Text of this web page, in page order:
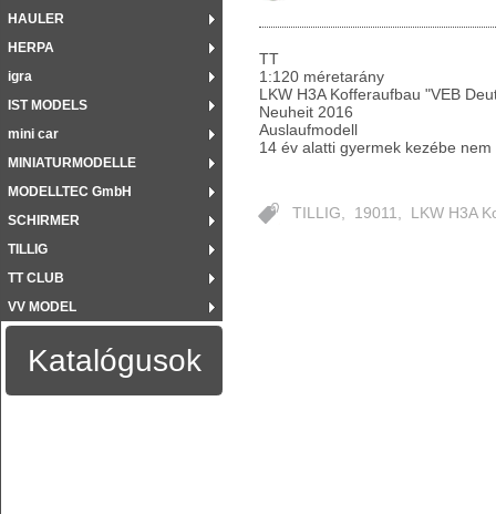
HAULER
HERPA
igra
IST MODELS
mini car
MINIATURMODELLE
MODELLTEC GmbH
SCHIRMER
TILLIG
TT CLUB
VV MODEL
Katalógusok
TT
1:120 méretarány
LKW H3A Kofferaufbau "VEB
Neuheit 2016
Auslaufmodell
14 év alatti gyermek kezébe nem
TILLIG 19011 LKW H3A